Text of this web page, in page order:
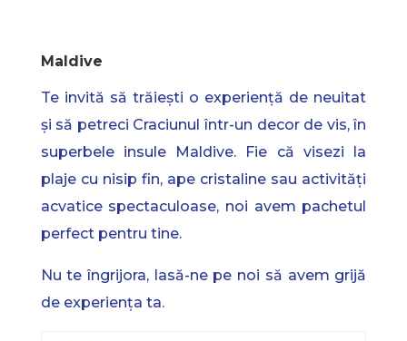
Maldive
Te invită să trăiești o experiență de neuitat
și să petreci Craciunul într-un decor de vis, în
superbele insule Maldive. Fie că visezi la
plaje cu nisip fin, ape cristaline sau activități
acvatice spectaculoase, noi avem pachetul
perfect pentru tine.
Nu te îngrijora, lasă-ne pe noi să avem grijă
de experiența ta.